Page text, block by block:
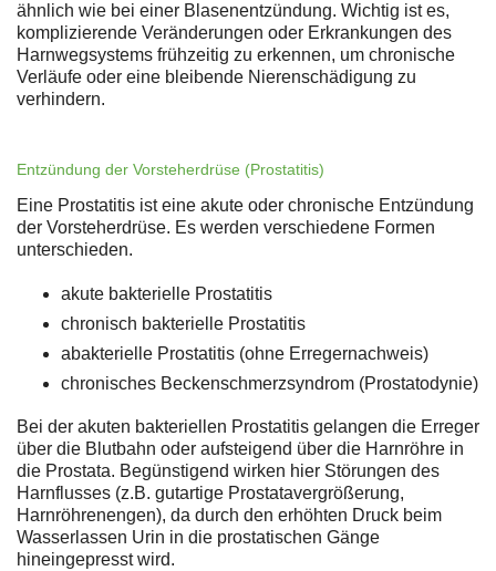
ähnlich wie bei einer Blasenentzündung. Wichtig ist es,
komplizierende Veränderungen oder Erkrankungen des
Harnwegsystems frühzeitig zu erkennen, um chronische
Verläufe oder eine bleibende Nierenschädigung zu
verhindern.
Entzündung der Vorsteherdrüse (Prostatitis)
Eine Prostatitis ist eine akute oder chronische Entzündung
der Vorsteherdrüse. Es werden verschiedene Formen
unterschieden.
akute bakterielle Prostatitis
chronisch bakterielle Prostatitis
abakterielle Prostatitis (ohne Erregernachweis)
chronisches Beckenschmerzsyndrom (Prostatodynie)
Bei der akuten bakteriellen Prostatitis gelangen die Erreger
über die Blutbahn oder aufsteigend über die Harnröhre in
die Prostata. Begünstigend wirken hier Störungen des
Harnflusses (z.B. gutartige Prostatavergrößerung,
Harnröhrenengen), da durch den erhöhten Druck beim
Wasserlassen Urin in die prostatischen Gänge
hineingepresst wird.